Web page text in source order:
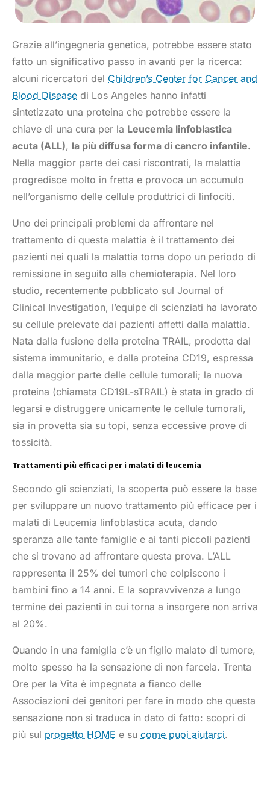
Grazie all’ingegneria genetica, potrebbe essere stato
fatto un significativo passo in avanti per la ricerca:
alcuni ricercatori del Children’s Center for Cancer and
Blood Disease di Los Angeles hanno infatti
sintetizzato una proteina che potrebbe essere la
chiave di una cura per la Leucemia linfoblastica
acuta (ALL), la più diffusa forma di cancro infantile.
Nella maggior parte dei casi riscontrati, la malattia
progredisce molto in fretta e provoca un accumulo
nell’organismo delle cellule produttrici di linfociti.
Uno dei principali problemi da affrontare nel
trattamento di questa malattia è il trattamento dei
pazienti nei quali la malattia torna dopo un periodo di
remissione in seguito alla chemioterapia. Nel loro
studio, recentemente pubblicato sul Journal of
Clinical Investigation, l’equipe di scienziati ha lavorato
su cellule prelevate dai pazienti affetti dalla malattia.
Nata dalla fusione della proteina TRAIL, prodotta dal
sistema immunitario, e dalla proteina CD19, espressa
dalla maggior parte delle cellule tumorali; la nuova
proteina (chiamata CD19L-sTRAIL) è stata in grado di
legarsi e distruggere unicamente le cellule tumorali,
sia in provetta sia su topi, senza eccessive prove di
tossicità.
Trattamenti più efficaci per i malati di leucemia
Secondo gli scienziati, la scoperta può essere la base
per sviluppare un nuovo trattamento più efficace per i
malati di Leucemia linfoblastica acuta, dando
speranza alle tante famiglie e ai tanti piccoli pazienti
che si trovano ad affrontare questa prova. L’ALL
rappresenta il 25% dei tumori che colpiscono i
bambini fino a 14 anni. E la sopravvivenza a lungo
termine dei pazienti in cui torna a insorgere non arriva
al 20%.
Quando in una famiglia c’è un figlio malato di tumore,
molto spesso ha la sensazione di non farcela. Trenta
Ore per la Vita è impegnata a fianco delle
Associazioni dei genitori per fare in modo che questa
sensazione non si traduca in dato di fatto: scopri di
più sul progetto HOME e su come puoi aiutarci.